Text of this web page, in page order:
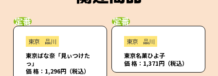
定番
東京
品川
東京ばな奈「見ぃつけた
っ」
価 格：1,296円（税込）
定番
東京
品川
東京名菓ひよ子
価 格：1,371円（税込）